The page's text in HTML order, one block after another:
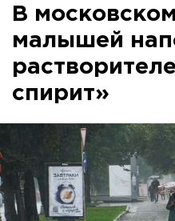
В
малышей
спирит»